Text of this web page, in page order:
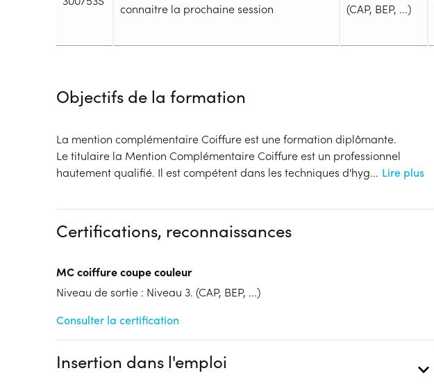
connaitre la prochaine session
(CAP, BEP, ...)
Durée en centre :400h
Rythme :
Cours de jour
Type de parcours :Parcours collectif
Dispositif
Financeur
Financements à déterminer selon la situation du bénéficiaire
Modalités d'enseignement :
Lieu de formation
80000 Amiens
Accueil sur le lieu de formation
Accès handicap :Oui
Objectifs de la formation
La mention complémentaire Coiffure est une formation diplômante.
Le titulaire la Mention Complémentaire Coiffure est un professionnel
hautement qualifié. Il est compétent dans les techniques d'hyg... Lire plus
Certifications, reconnaissances
MC coiffure coupe couleur
Niveau de sortie : Niveau 3. (CAP, BEP, ...)
Consulter la certification
Insertion dans l'emploi